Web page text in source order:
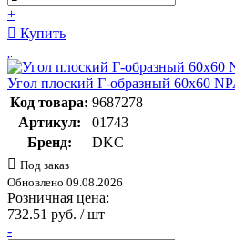
+
Купить
Угол плоский Г-образный 60x60
Код товара: 9687278
Артикул:
01743
Бренд:
DKC
Под заказ
Обновлено 09.08.2026
Розничная цена:
732.51 руб. / шт
-